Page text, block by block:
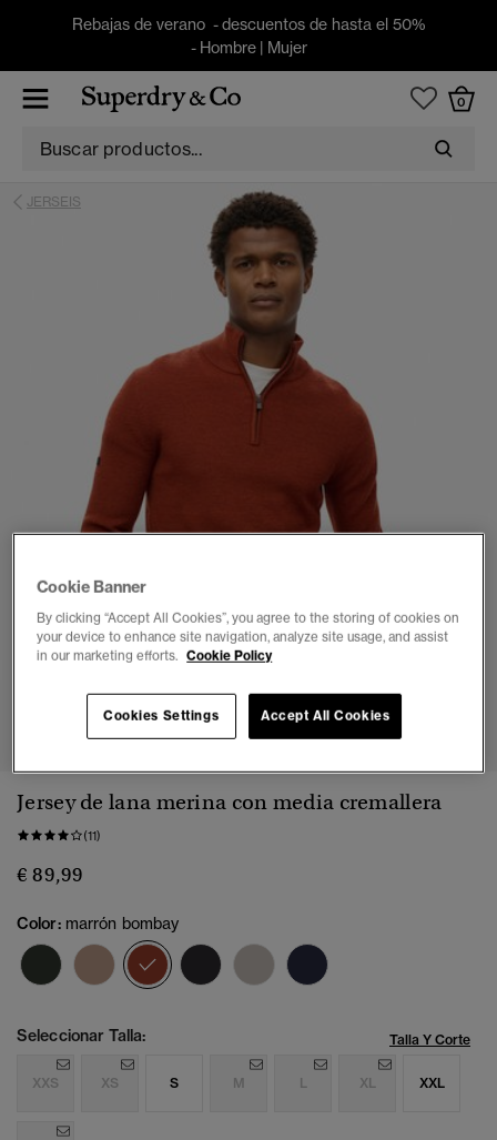
Rebajas de verano - descuentos de hasta el 50%
- Hombre| Mujer
0
JERSEIS
1 2 4 5 6
Jersey de lana merina con media cremallera
(11)
€ 89,99
Color: marrón bombay
seleccionado
Seleccionar Talla: Talla Y Corte
XXS XS S M L XL XXL
Cookie Banner
By clicking “Accept All Cookies”, you agree to the storing of cookies on
your device to enhance site navigation, analyze site usage, and assist
in our marketing efforts. Cookie Policy
Accept All Cookies
Cookies Settings